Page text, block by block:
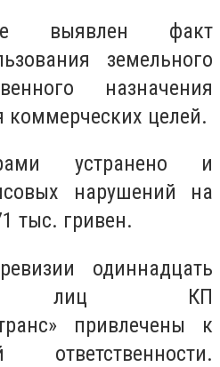
выявлен факт
земельного
назначения
целей.
устранено и
нарушений на
тыс. гривен.
одиннадцать
лиц КП
привлечены к
ответственности.